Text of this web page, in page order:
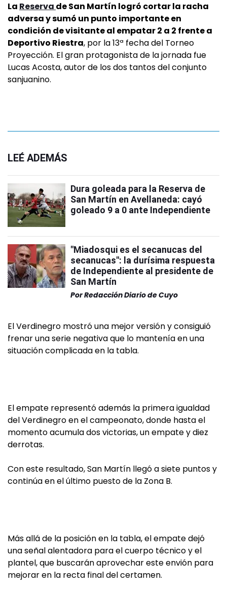
La Reserva de San Martín logró cortar la racha
adversa y sumó un punto importante en
condición de visitante al empatar 2 a 2 frente a
Deportivo Riestra, por la 13ª fecha del Torneo
Proyección. El gran protagonista de la jornada fue
Lucas Acosta, autor de los dos tantos del conjunto
sanjuanino.
LEÉ ADEMÁS
Dura goleada para la Reserva de
San Martín en Avellaneda: cayó
goleado 9 a 0 ante Independiente
"Miadosqui es el secanucas del
secanucas": la durísima respuesta
de Independiente al presidente de
San Martín
PorRedacción Diario de Cuyo
El Verdinegro mostró una mejor versión y consiguió
frenar una serie negativa que lo mantenía en una
situación complicada en la tabla.
El empate representó además la primera igualdad
del Verdinegro en el campeonato, donde hasta el
momento acumula dos victorias, un empate y diez
derrotas.
Con este resultado, San Martín llegó a siete puntos y
continúa en el último puesto de la Zona B.
Más allá de la posición en la tabla, el empate dejó
una señal alentadora para el cuerpo técnico y el
plantel, que buscarán aprovechar este envión para
mejorar en la recta final del certamen.